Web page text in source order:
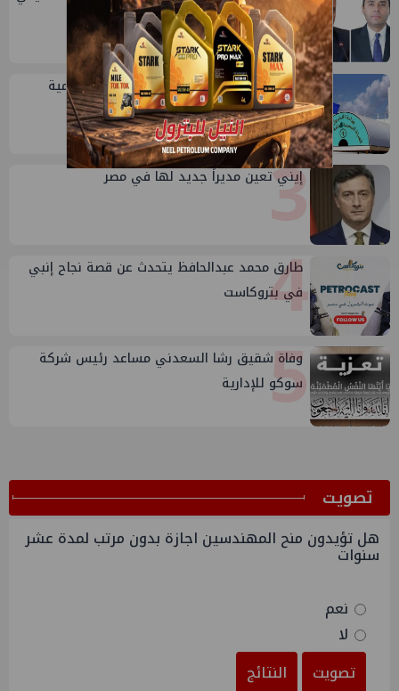
للهيئة
2
خلال أيام: انطلاق ماراثون الجمعيات العمومية
لشركات قطاع البترول
3
إيني تعين مديراً جديد لها في مصر
4
طارق محمد عبدالحافظ يتحدث عن قصة نجاح إنبي
في بتروكاست
5
وفاة شقيق رشا السعدني مساعد رئيس شركة
سوكو للإدارية
ﺗﺼﻮﻳﺖ
هل تؤيدون منح المهندسين اجازة بدون مرتب لمدة عشر
سنوات
نعم
لا
تصويت
النتائج